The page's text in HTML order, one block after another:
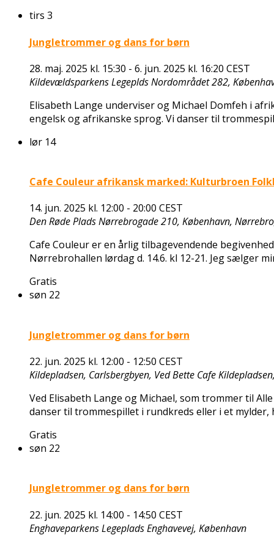
tirs 3
Jungletrommer og dans for børn
28. maj. 2025 kl. 15:30 - 6. jun. 2025 kl. 16:20 CEST
Kildevældsparkens LegepldsNordområdet 282,
Elisabeth Lange underviser og Michael Domfeh i
engelsk og afrikanske sprog. Vi danser til
lør 14
Cafe Couleur afrikansk marked: Kulturbroen
14. jun. 2025 kl. 12:00 - 20:00 CEST
Den Røde PladsNørrebrogade 210, København,
Cafe Couleur er en årlig tilbagevendende
Nørrebrohallen lørdag d. 14.6. kl 12-21. Jeg sælger
Gratis
søn 22
Jungletrommer og dans for børn
22. jun. 2025 kl. 12:00 - 12:50 CEST
Kildepladsen, Carlsbergbyen, Ved Bette Cafe
Ved Elisabeth Lange og Michael, som trommer til
danser til trommespillet i rundkreds eller i et mylder,
Gratis
søn 22
Jungletrommer og dans for børn
22. jun. 2025 kl. 14:00 - 14:50 CEST
Enghaveparkens LegepladsEnghavevej, København